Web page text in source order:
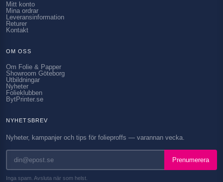
Mitt konto
Mina ordrar
Leveransinformation
Returer
Kontakt
OM OSS
Om Folie & Papper
Showroom Göteborg
Utbildningar
Nyheter
Folieklubben
BytPrinter.se
NYHETSBREV
Nyheter, kampanjer och tips för folieproffs — varannan vecka.
Prenumerera
Inga spam. Avsluta när som helst.